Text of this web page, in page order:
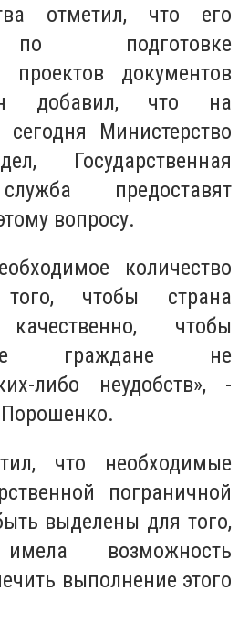
отметил, что его
по подготовке
проектов документов
добавил, что на
Министерство
Государственная
предоставят
вопросу.
количество
чтобы страна
качественно, чтобы
граждане не
либо неудобств», -
что необходимые
пограничной
выделены для того,
возможность
выполнение этого